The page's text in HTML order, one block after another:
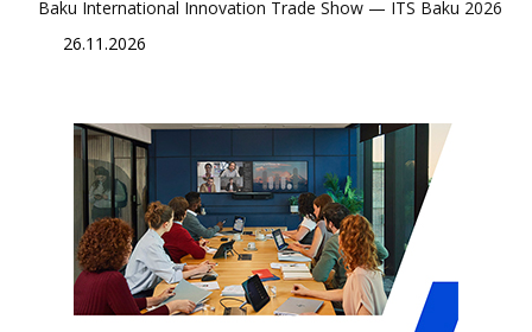
Baku International Innovation Trade Show — ITS Baku 2026
26.11.2026